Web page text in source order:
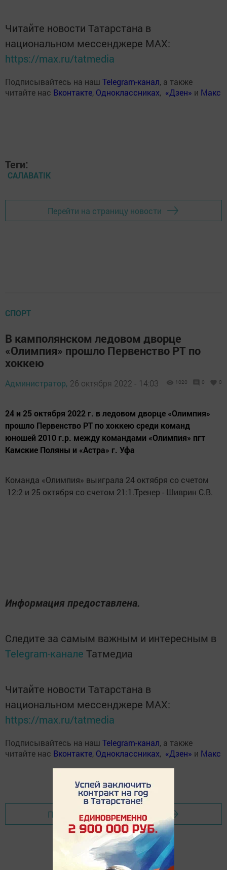
Читайте новости Татарстана в
национальном мессенджере MАХ:
https://max.ru/tatmedia
Подписывайтесь на наш Telegram-канал, а также
читайте нас Вконтакте, Одноклассниках, «Дзен» и Макс
Теги:
САЛАВАTIK
Перейти на страницу новости
СПОРТ
В камполянском ледовом дворце
«Олимпия» прошло Первенство РТ по
хоккею
Администратор, 26 октября 2022 - 14:03 1020 0 0
24 и 25 октября 2022 г. в ледовом дворце «Олимпия»
прошло Первенство РТ по хоккею среди команд
юношей 2010 г.р. между командами «Олимпия» пгт
Камские Поляны и «Астра» г. Уфа
Команда «Олимпия» выиграла 24 октября со счетом
12:2 и 25 октября со счетом 21:1.Тренер - Шиврин С.В.
Информация предоставлена.
Следите за самым важным и интересным в
Telegram-канале Татмедиа
Читайте новости Татарстана в
национальном мессенджере MАХ:
https://max.ru/tatmedia
Подписывайтесь на наш Telegram-канал, а также
читайте нас Вконтакте, Одноклассниках, «Дзен» и Макс
Перейти на страницу новости